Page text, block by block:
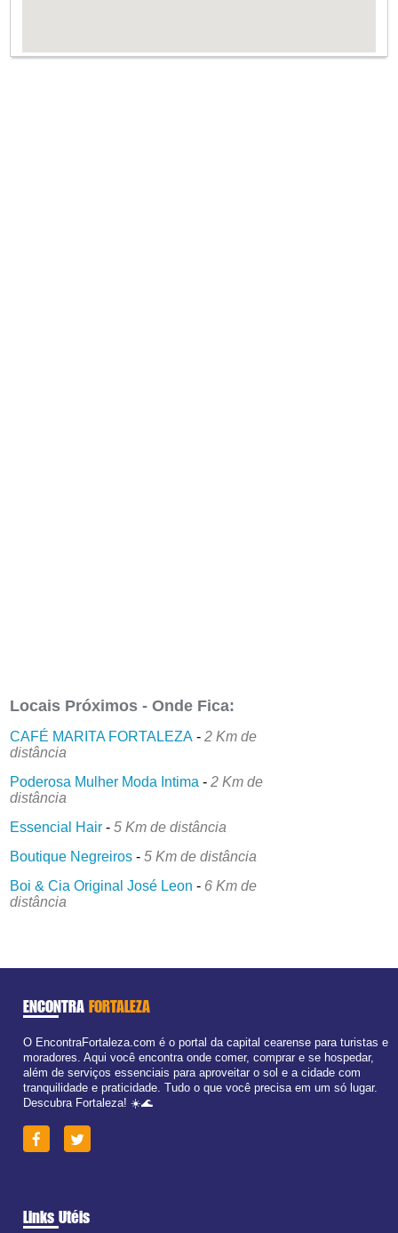
Locais Próximos - Onde Fica:
CAFÉ MARITA FORTALEZA -2 Km de
distância
Poderosa Mulher Moda Intima -2 Km de
distância
Essencial Hair -5 Km de distância
Boutique Negreiros -5 Km de distância
Boi & Cia Original José Leon - 6 Km de
distância
ENCONTRA FORTALEZA
O EncontraFortaleza.com é o portal da capital cearense para turistas e
moradores. Aqui você encontra onde comer, comprar e se hospedar,
além de serviços essenciais para aproveitar o sol e a cidade com
tranquilidade e praticidade. Tudo o que você precisa em um só lugar.
Descubra Fortaleza! ☀️🌊
Links Utéis